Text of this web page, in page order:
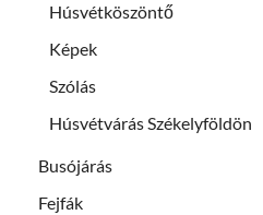
Húsvétköszöntő
Képek
Szólás
Húsvétvárás Székelyföldön
Busójárás
Fejfák